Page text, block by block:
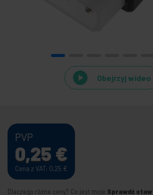
Obejrzyj wideo
PVP
0,25 €
Cena z VAT: 0,25 €
Dlaczego różne ceny? Co jest moje Sprawdź